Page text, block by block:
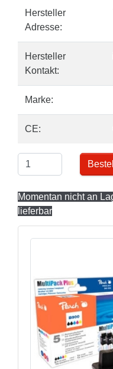
Hersteller
Adresse:
Hersteller
Kontakt:
Marke:
CE:
Momentan nicht an
lieferbar